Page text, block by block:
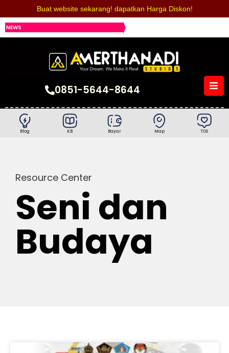
Buat website sekarang! dapatkan Harga Diskon!
NEWS
0851-5644-8644
Blog KB Bayar Map TOS
Resource Center
Seni dan
Budaya